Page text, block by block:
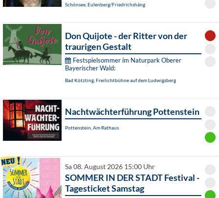
Schönsee, Eulenberg/Friedrichshäng
Don Quijote - der Ritter von der
traurigen Gestalt
Festspielsommer im Naturpark Oberer
Bayerischer Wald:
Bad Kötzting, Freilichtbühne auf dem Ludwigsberg
Nachtwächterführung Pottenstein
Pottenstein, Am Rathaus
Sa 08. August 2026 15:00 Uhr
SOMMER IN DER STADT Festival -
Tagesticket Samstag